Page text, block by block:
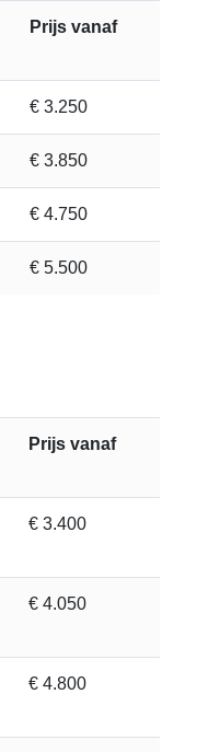
Prijs vanaf
€ 3.250
€ 3.850
€ 4.750
€ 5.500
Prijs vanaf
€ 3.400
€ 4.050
€ 4.800